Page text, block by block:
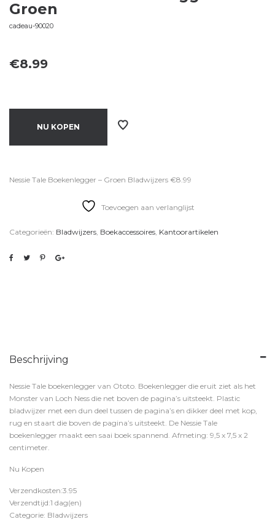
Groen
cadeau-90020
€8.99
NU KOPEN
Nessie Tale Boekenlegger – Groen Bladwijzers €8.99
Toevoegen aan verlanglijst
Categorieën: Bladwijzers, Boekaccessoires, Kantoorartikelen
Beschrijving
Nessie Tale boekenlegger van Ototo. Boekenlegger die eruit ziet als het
Monster van Loch Ness die net boven de pagina’s uitsteekt. Plastic
bladwijzer met een dun deel tussen de pagina’s en dikker deel met kop,
rug en staart die boven de pagina’s uitsteekt. De Nessie Tale
boekenlegger maakt een saai boek spannend. Afmeting: 9,5 x 7,5 x 2
centimeter.
Nu Kopen
Verzendkosten:3.95
Verzendtijd:1 dag(en)
Categorie: Bladwijzers